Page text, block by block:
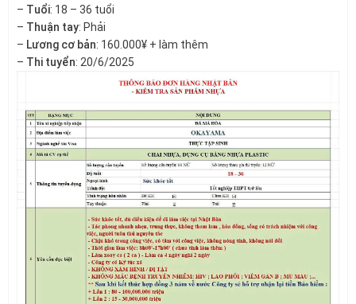
– Tuổi: 18 – 36 tuổi
– Thuận tay: Phải
– Lương cơ bản: 160.000¥ + làm thêm
– Thi tuyển: 20/6/2025